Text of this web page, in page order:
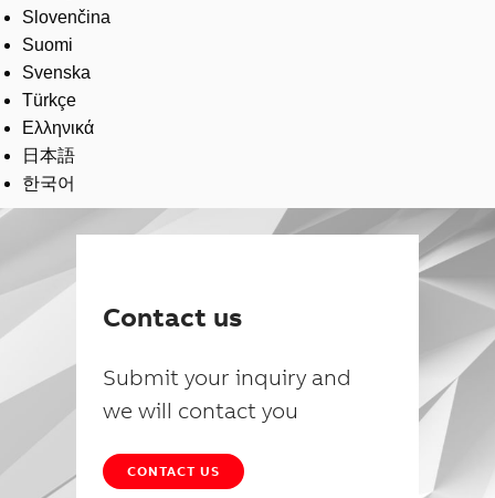
Slovenčina
Suomi
Svenska
Türkçe
Ελληνικά
日本語
한국어
Contact us
Submit your inquiry and
we will contact you
CONTACT US